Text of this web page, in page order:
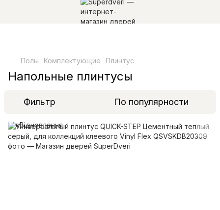
Полы Комплектующие Плинтус
Напольные плинтусы
Фильтр По популярности